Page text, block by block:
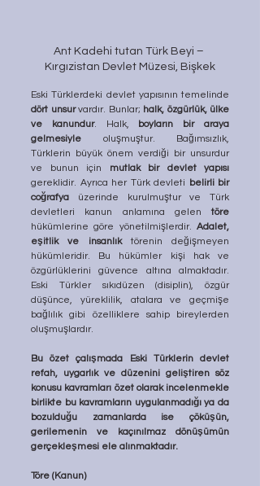
Ant Kadehi tutan Türk Beyi –
Kırgızistan Devlet Müzesi, Bişkek
dört unsur vardır. Bunlar; halk, özgürlük, ülke
ve kanundur. Halk, boyların bir araya
gelmesiyle oluşmuştur. Bağımsızlık,
Türklerin büyük önem verdiği bir unsurdur
ve bunun için
mutlak bir devlet yapısı
gereklidir. Ayrıca her Türk devleti belirli bir
coğrafya üzerinde kurulmuştur ve Türk
devletleri kanun anlamına gelen töre
hükümlerine göre yönetilmişlerdir. Adalet,
eşitlik ve insanlık törenin değişmeyen
hükümleridir. Bu hükümler kişi hak ve
özgürlüklerini güvence altına almaktadır.
Eski Türkler sıkıdüzen (disiplin), özgür
düşünce, yüreklilik, atalara ve geçmişe
bağlılık gibi özelliklere sahip bireylerden
oluşmuşlardır.
Bu özet çalışmada Eski Türklerin devlet
refah, uygarlık ve düzenini geliştiren söz
konusu kavramları özet olarak incelenmekle
birlikte bu kavramların uygulanmadığı ya da
bozulduğu zamanlarda ise çöküşün,
gerilemenin ve kaçınılmaz dönüşümün
gerçekleşmesi ele alınmaktadır.
Töre (Kanun)